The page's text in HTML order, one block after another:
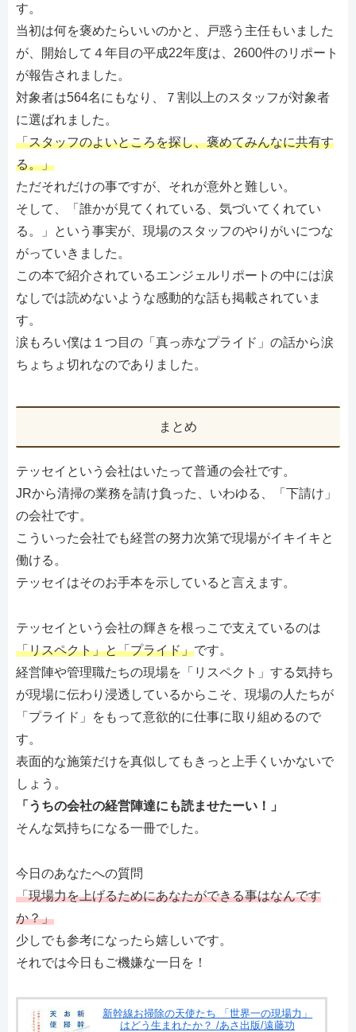
す。
当初は何を褒めたらいいのかと、戸惑う主任もいました
が、開始して４年目の平成22年度は、2600件のリポート
が報告されました。
対象者は564名にもなり、７割以上のスタッフが対象者
に選ばれました。
「スタッフのよいところを探し、褒めてみんなに共有す
る。」
ただそれだけの事ですが、それが意外と難しい。
そして、「誰かが見てくれている、気づいてくれてい
る。」という事実が、現場のスタッフのやりがいにつな
がっていきました。
この本で紹介されているエンジェルリポートの中には涙
なしでは読めないような感動的な話も掲載されていま
す。
涙もろい僕は１つ目の「真っ赤なプライド」の話から涙
ちょちょ切れなのでありました。
まとめ
テッセイという会社はいたって普通の会社です。
JRから清掃の業務を請け負った、いわゆる、「下請け」
の会社です。
こういった会社でも経営の努力次第で現場がイキイキと
働ける。
テッセイはそのお手本を示していると言えます。
テッセイという会社の輝きを根っこで支えているのは
「リスペクト」と「プライド」です。
経営陣や管理職たちの現場を「リスペクト」する気持ち
が現場に伝わり浸透しているからこそ、現場の人たちが
「プライド」をもって意欲的に仕事に取り組めるので
す。
表面的な施策だけを真似してもきっと上手くいかないで
しょう。
「うちの会社の経営陣達にも読ませたーい！」
そんな気持ちになる一冊でした。
今日のあなたへの質問
「現場力を上げるためにあなたができる事はなんです
か？」
少しでも参考になったら嬉しいです。
それでは今日もご機嫌な一日を！
新幹線お掃除の天使たち 「世界一の現場力」
はどう生まれたか？ /あさ出版/遠藤功